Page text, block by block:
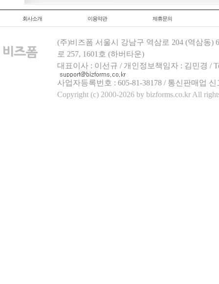
회사소개 이용약관 제휴문의
(주)비즈폼 서울시 강남구 역삼로 204 (역삼동)
로 257, 1601호 (하버타운)
대표이사 : 이선규 / 개인정보책임자 : 김민경 /
사업자등록번호 : 605-81-38178 / 통신판매업
Copyright (c) 2000-2026 by bizforms.co.kr All